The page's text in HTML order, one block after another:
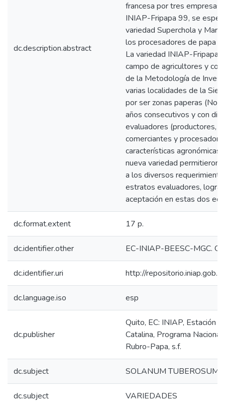
dc.description.abstract
francesa por tres empresas
INIAP-Fripapa 99, se
variedad Superchola y
los procesadores de papa
La variedad INIAP-Fripapa
campo de agricultores y
de la Metodología de
varias localidades de la
por ser zonas paperas
años consecutivos y con
evaluadores (productores,
comerciantes y
características agronómicas
nueva variedad permitieron
a los diversos
estratos evaluadores,
aceptación en estas dos
dc.format.extent 17 p.
dc.identifier.other EC-INIAP-BEESC-MGC.
dc.identifier.uri http://
dc.language.iso esp
dc.publisher
Quito, EC: INIAP, Estación
Catalina, Programa
Rubro-Papa, s.f.
dc.subject SOLANUM TUBEROSUM
dc.subject VARIEDADES